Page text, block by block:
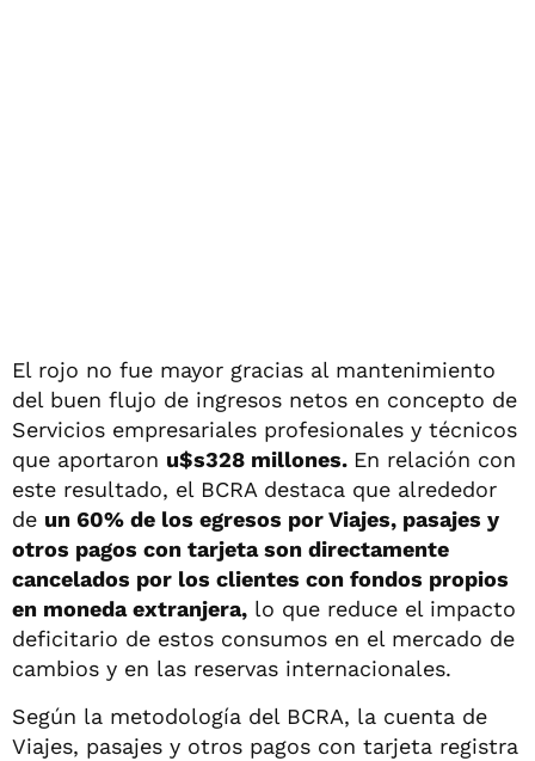
El rojo no fue mayor gracias al mantenimiento
del buen flujo de ingresos netos en concepto de
Servicios empresariales profesionales y técnicos
que aportaron u$s328 millones. En relación con
este resultado, el BCRA destaca que alrededor
de un 60% de los egresos por Viajes, pasajes y
otros pagos con tarjeta son directamente
cancelados por los clientes con fondos propios
en moneda extranjera, lo que reduce el impacto
deficitario de estos consumos en el mercado de
cambios y en las reservas internacionales.
Según la metodología del BCRA, la cuenta de
Viajes, pasajes y otros pagos con tarjeta registra